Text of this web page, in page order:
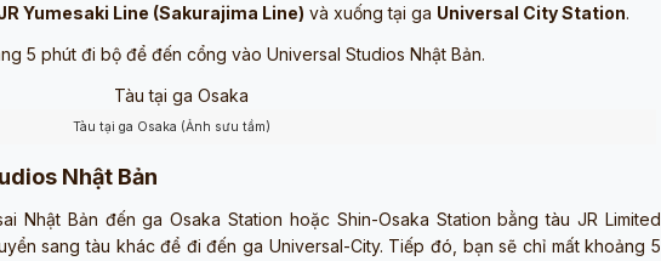
Yumesaki Line (Sakurajima Line) và xuống tại ga Universal City Station.
5 phút đi bộ để đến cổng vào Universal Studios Nhật Bản.
Tàu tại ga Osaka (Ảnh sưu tầm)
Nhật Bản
Nhật Bản đến ga Osaka Station hoặc Shin-Osaka Station bằng tàu JR Limited
sang tàu khác để đi đến ga Universal-City. Tiếp đó, bạn sẽ chỉ mất khoảng 5